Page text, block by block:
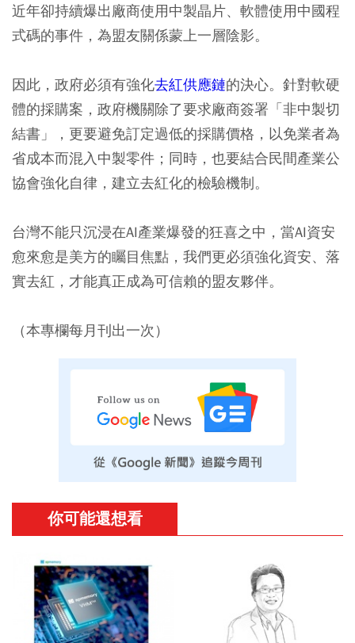
近年卻持續爆出廠商使用中製晶片、軟體使用中國程
式碼的事件，為盟友關係蒙上一層陰影。
因此，政府必須有強化去紅供應鏈的決心。針對軟硬
體的採購案，政府機關除了要求廠商簽署「非中製切
結書」，更要避免訂定過低的採購價格，以免業者為
省成本而混入中製零件；同時，也要結合民間產業公
協會強化自律，建立去紅化的檢驗機制。
台灣不能只沉浸在AI產業爆發的狂喜之中，當AI資安
愈來愈是美方的矚目焦點，我們更必須強化資安、落
實去紅，才能真正成為可信賴的盟友夥伴。
（本專欄每月刊出一次）